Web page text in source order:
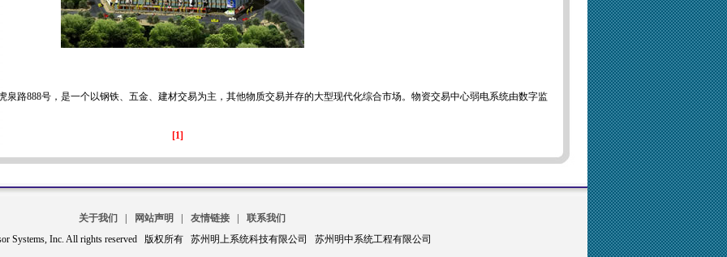
泉路888号，是一个以钢铁、五金、建材交易为主，其他物质交易并存的大型现代化综合市场。物资交易中心弱电系统由数字监
[1]
关于我们 网站声明 友情链接| 联系我们
Systems, Inc. All rights reserved 版权所有 苏州明上系统科技有限公司 苏州明中系统工程有限公司